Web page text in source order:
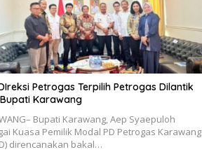
Petrogas Terpilih Petrogas Dilantik
Karawang
Bupati Karawang, Aep Syaepuloh
Kuasa Pemilik Modal PD Petrogas Karawang
direncanakan bakal…